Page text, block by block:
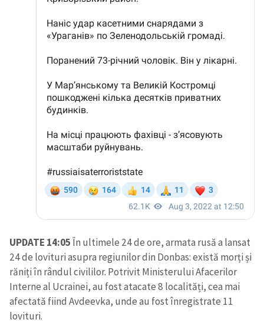
UPDATE 14:05În ultimele 24 de ore, armata rusă a lansat
24 de lovituri asupra regiunilor din Donbas: există morți și
răniți în rândul civililor. Potrivit Ministerului Afacerilor
Interne al Ucrainei, au fost atacate 8 localități, cea mai
afectată fiind Avdeevka, unde au fost înregistrate 11
lovituri.
CONTACT SURSĂ
Email+ Emailul meu
Telefon
+ Telefon personal
Am citit și sunt de
confidențialitate